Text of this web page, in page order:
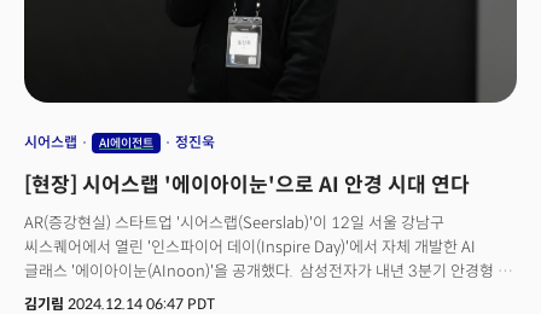
시어스랩 AI에이전트 정진욱
[현장] 시어스랩 '에이아이눈'으로 AI 안경 시대 연다
AR(증강현실) 스타트업 '시어스랩(Seerslab)'이 12일 서울 강남구
씨스퀘어에서 열린 '인스파이어 데이(Inspire Day)'에서 자체 개발한 AI
글래스 '에이아이눈(AInoon)'을 공개했다. 삼성전자가 내년 3분기 안경형 AI
하드웨어를 공개할 것으로 전망되는 가운데 생성AI 기술이 적용된 스마트
김기림 2024.12.14 06:47 PDT